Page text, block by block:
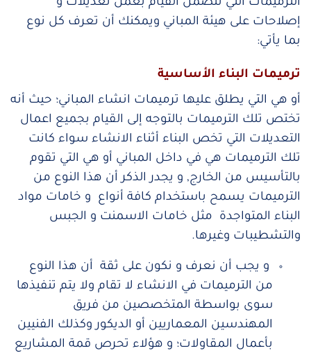
الترميمات التي تتضمن القيام بعمل تعديلات و
إصلاحات على هيئة المباني ويمكنك أن تعرف كل نوع
بما يأتي:
ترميمات البناء الأساسية
أو هي التي يطلق عليها ترميمات انشاء المباني؛ حيث أنه
تختص تلك الترميمات بالتوجه إلى القيام بجميع اعمال
التعديلات التي تخص البناء أثناء الانشاء سواء كانت
تلك الترميمات هي في داخل المباني أو هي التي تقوم
بالتأسيس من الخارج, و يجدر الذكر أن هذا النوع من
الترميمات يسمح باستخدام كافة أنواع و خامات مواد
البناء المتواجدة مثل خامات الاسمنت و الجبس
والتشطيبات وغيرها.
و يجب أن نعرف و نكون على ثقة أن هذا النوع
من الترميمات في الانشاء لا تقام ولا يتم تنفيذها
سوى بواسطة المتخصصين من فريق
المهندسين المعماريين أو الديكور وكذلك الفنيين
بأعمال المقاولات؛ و هؤلاء تحرص قمة المشاريع